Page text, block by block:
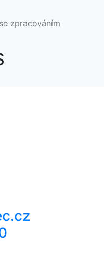
zpracováním